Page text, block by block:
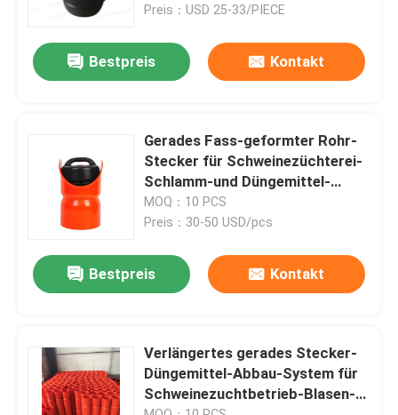
Über uns
Werksbesichtigung
Neuigkeiten
Bitte um ein Angebot
Gummimembrandichtungen
Ventil-Gummimembran
Schweinezuchtbetrieb-
Preis：USD 25-33/PIECE
Bestpreis Kontakt
Gerades Fass-geformter Rohr-
Stecker für Schweinezüchterei-
Schlamm-und Düngemittel-
Entwässerung mit Sattel-
förmigem Entwurf
MOQ：10 PCS
Preis：30-50 USD/pcs
Bestpreis Kontakt
Verlängertes gerades Stecker-
Düngemittel-Abbau-System für
Schweinezuchtbetrieb-Blasen-